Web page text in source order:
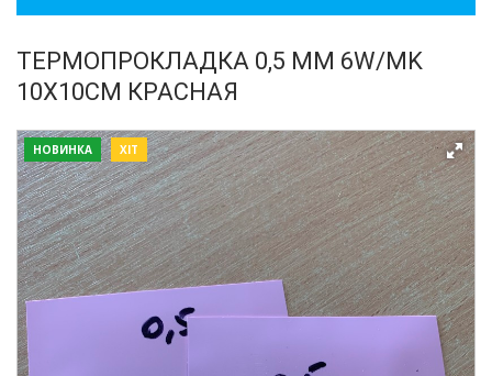
ТЕРМОПРОКЛАДКА 0,5 ММ 6W/MK
10Х10СМ КРАСНАЯ
НОВИНКА ХІТ